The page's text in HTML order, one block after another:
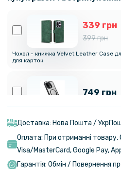
339 грн
399 грн
Чохол - книжка Velvet Leather Case
для карток
749 грн
додатковим захистом на камеру
949 грн
Доставка: Нова Пошта /
Оплата: При отриманні товару,
Visa/MasterСard, Google Pay,
Гарантія: Обмін / Повернення